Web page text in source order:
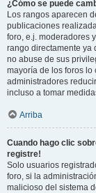
¿Cómo se puede
Los rangos aparecen
publicaciones
foro, e.j. moderadores
rango directamente ya
no abuse de sus
mayoría de los foros lo
administradores
incluso a tomar
Arriba
Cuando hago clic
registre!
Solo usuarios
foro, si la
malicioso del sistema